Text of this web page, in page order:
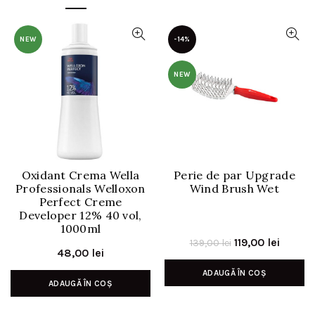
NEW
Oxidant Crema Wella
Professionals Welloxon
Perfect Creme
Developer 12% 40 vol,
1000ml
48,00 lei
ADAUGĂ ÎN COȘ
-14%
NEW
Perie de par Upgrade
Wind Brush Wet
139,00lei Prețul
inițial
a
119,00 leiPrețul
curent
ADAUGĂ ÎN COȘ